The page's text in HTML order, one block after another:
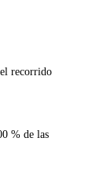
recorrido
% de las